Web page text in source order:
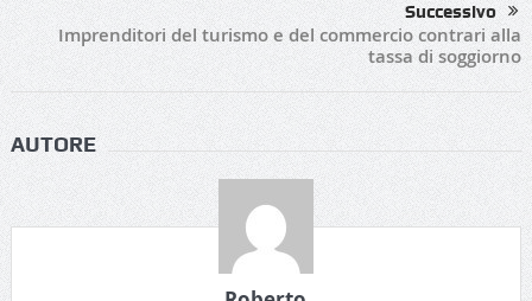
Successivo
Imprenditori del turismo e del commercio contrari alla
tassa di soggiorno
AUTORE